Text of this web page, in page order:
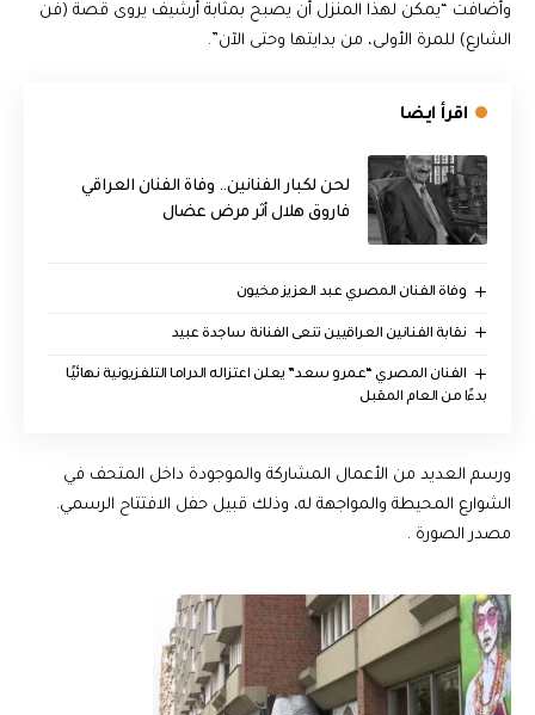
وأضافت “يمكن لهذا المنزل أن يصبح بمثابة أرشيف يروى قصة (فن
الشارع) للمرة الأولى، من بدايتها وحتى الآن”.
اقرأ ايضا
لحن لكبار الفنانين.. وفاة الفنان العراقي
فاروق هلال أثر مرض عضال
وفاة الفنان المصري عبد العزيز مخيون
نقابة الفنانين العراقيين تنعى الفنانة ساجدة عبيد
الفنان المصري “عمرو سعد” يعلن اعتزاله الدراما التلفزيونية نهائيًا
بدءًا من العام المقبل
ورسم العديد من الأعمال المشاركة والموجودة داخل المتحف في
الشوارع المحيطة والمواجهة له، وذلك قبيل حفل الافتتاح الرسمي.
مصدر الصورة .